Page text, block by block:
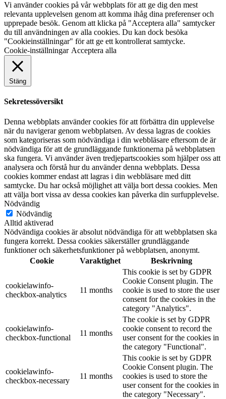
Vi använder cookies på vår webbplats för att ge dig den mest
relevanta upplevelsen genom att komma ihåg dina preferenser och
upprepade besök. Genom att klicka på "Acceptera alla" samtycker
du till användningen av alla cookies. Du kan dock besöka
"Cookieinställningar" för att ge ett kontrollerat samtycke.
Cookie-inställningar Acceptera alla
Stäng
Sekretessöversikt
Denna webbplats använder cookies för att förbättra din upplevelse
när du navigerar genom webbplatsen. Av dessa lagras de cookies
som kategoriseras som nödvändiga i din webbläsare eftersom de är
nödvändiga för att de grundläggande funktionerna på webbplatsen
ska fungera. Vi använder även tredjepartscookies som hjälper oss att
analysera och förstå hur du använder denna webbplats. Dessa
cookies kommer endast att lagras i din webbläsare med ditt
samtycke. Du har också möjlighet att välja bort dessa cookies. Men
att välja bort vissa av dessa cookies kan påverka din surfupplevelse.
Nödvändig
Nödvändig
Alltid aktiverad
Nödvändiga cookies är absolut nödvändiga för att webbplatsen ska
fungera korrekt. Dessa cookies säkerställer grundläggande
funktioner och säkerhetsfunktioner på webbplatsen, anonymt.
Cookie
Varaktighet Beskrivning
cookielawinfo-
checkbox-analytics
11 months
This cookie is set by GDPR
Cookie Consent plugin. The
cookie is used to store the user
consent for the cookies in the
category "Analytics".
cookielawinfo-
checkbox-functional
11 months
The cookie is set by GDPR
cookie consent to record the
user consent for the cookies in
the category "Functional".
cookielawinfo-
checkbox-necessary
11 months
This cookie is set by GDPR
Cookie Consent plugin. The
cookies is used to store the
user consent for the cookies in
the category "Necessary".